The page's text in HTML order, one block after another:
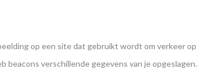
op een site dat gebruikt wordt om verkeer op
verschillende gegevens van je opgeslagen.